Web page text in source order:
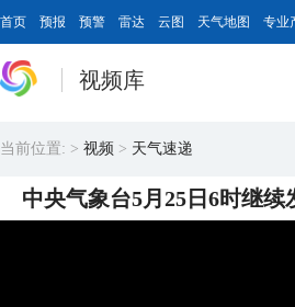
首页 预报 预警 雷达 云图 天气地图 专业
视频库
当前位置: > 视频 > 天气速递
中央气象台5月25日6时继